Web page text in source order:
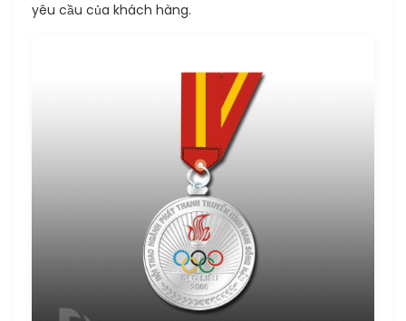
yêu cầu của khách hàng.